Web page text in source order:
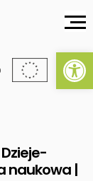
naukowa |